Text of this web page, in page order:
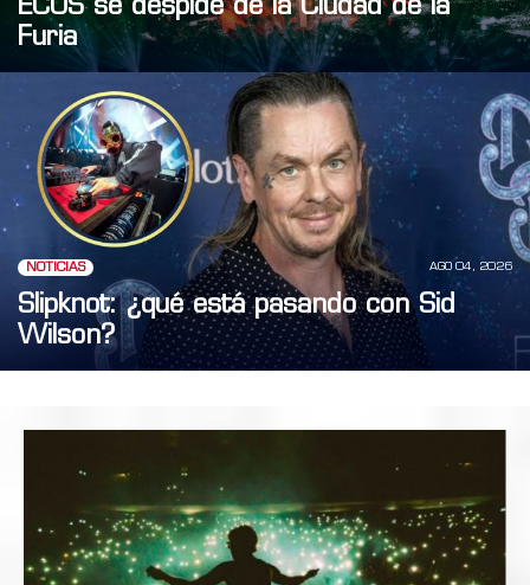
ECOS se despide de la Ciudad de la
Furia
NOTICIAS AGO 04, 2026
Slipknot: ¿qué está pasando con Sid
Wilson?